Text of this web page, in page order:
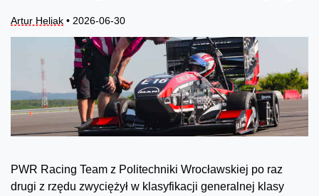
Artur Heliak • 2026-06-30
PWR Racing Team z Politechniki Wrocławskiej po raz
drugi z rzędu zwyciężył w klasyfikacji generalnej klasy